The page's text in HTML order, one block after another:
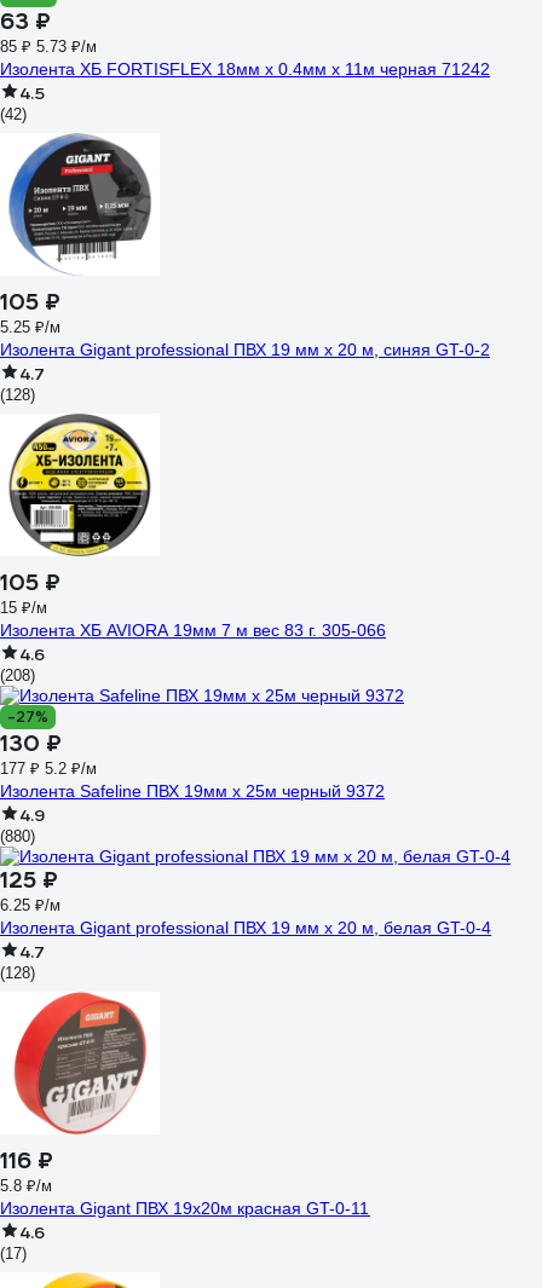
63 ₽
85 ₽ 5.73 ₽/м
Изолента ХБ FORTISFLEX 18мм х 0.4мм х 11м черная 71242
4.5
(42)
105 ₽
5.25 ₽/м
Изолента Gigant professional ПВХ 19 мм х 20 м, синяя GT-0-2
4.7
(128)
105 ₽
15 ₽/м
Изолента ХБ AVIORA 19мм 7 м вес 83 г. 305-066
4.6
(208)
-27%
130 ₽
177 ₽ 5.2 ₽/м
Изолента Safeline ПВХ 19мм х 25м черный 9372
4.9
(880)
125 ₽
6.25 ₽/м
Изолента Gigant professional ПВХ 19 мм х 20 м, белая GT-0-4
4.7
(128)
116 ₽
5.8 ₽/м
Изолента Gigant ПВХ 19x20м красная GT-0-11
4.6
(17)